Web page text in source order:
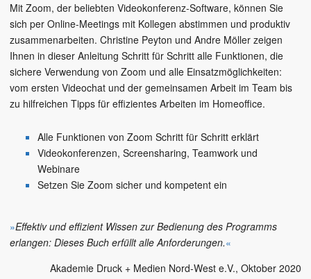
Mit Zoom, der beliebten Videokonferenz-Software, können Sie
sich per Online-Meetings mit Kollegen abstimmen und produktiv
zusammenarbeiten. Christine Peyton und Andre Möller zeigen
Ihnen in dieser Anleitung Schritt für Schritt alle Funktionen, die
sichere Verwendung von Zoom und alle Einsatzmöglichkeiten:
vom ersten Videochat und der gemeinsamen Arbeit im Team bis
zu hilfreichen Tipps für effizientes Arbeiten im Homeoffice.
Alle Funktionen von Zoom Schritt für Schritt erklärt
Videokonferenzen, Screensharing, Teamwork und
Webinare
Setzen Sie Zoom sicher und kompetent ein
»Effektiv und effizient Wissen zur Bedienung des Programms
erlangen: Dieses Buch erfüllt alle Anforderungen.«
Akademie Druck + Medien Nord-West e.V., Oktober 2020